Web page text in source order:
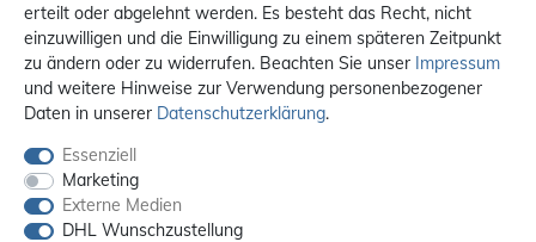
erteilt oder abgelehnt werden. Es besteht das Recht, nicht
einzuwilligen und die Einwilligung zu einem späteren Zeitpunkt
zu ändern oder zu widerrufen. Beachten Sie unser Impressum
und weitere Hinweise zur Verwendung personenbezogener
Daten in unserer Daten­schutz­erklärung.
Essenziell
Marketing
Externe Medien
DHL Wunschzustellung